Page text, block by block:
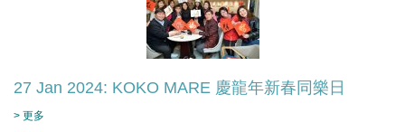
27 Jan 2024: KOKO MARE 慶龍年新春同樂日
> 更多